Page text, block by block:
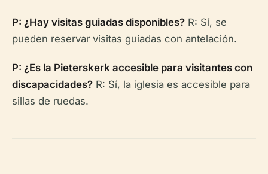
P: ¿Hay visitas guiadas disponibles? R: Sí, se
pueden reservar visitas guiadas con antelación.
P: ¿Es la Pieterskerk accesible para visitantes con
discapacidades? R: Sí, la iglesia es accesible para
sillas de ruedas.